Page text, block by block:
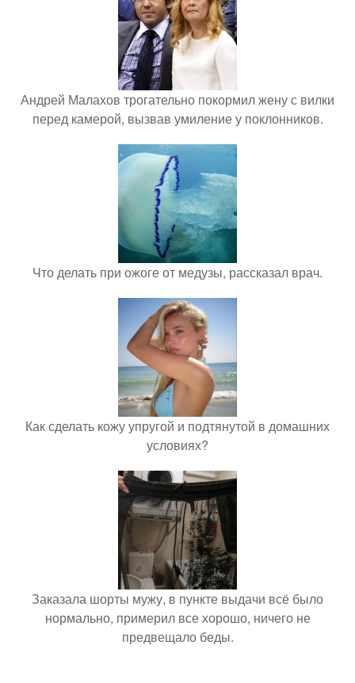
Андрей Малахов трогательно покормил жену с вилки
перед камерой, вызвав умиление у поклонников.
Что делать при ожоге от медузы, рассказал врач.
Как сделать кожу упругой и подтянутой в домашних
условиях?
Заказала шорты мужу, в пункте выдачи всё было
нормально, примерил все хорошо, ничего не
предвещало беды.